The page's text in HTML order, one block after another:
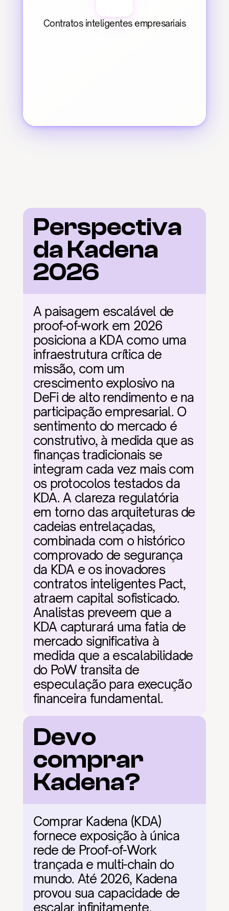
Contratos inteligentes empresariais
Perspectiva
da Kadena
2026
A paisagem escalável de
proof-of-work em 2026
posiciona a KDA como uma
infraestrutura crítica de
missão, com um
crescimento explosivo na
DeFi de alto rendimento e na
participação empresarial. O
sentimento do mercado é
construtivo, à medida que as
finanças tradicionais se
integram cada vez mais com
os protocolos testados da
KDA. A clareza regulatória
em torno das arquiteturas de
cadeias entrelaçadas,
combinada com o histórico
comprovado de segurança
da KDA e os inovadores
contratos inteligentes Pact,
atraem capital sofisticado.
Analistas preveem que a
KDA capturará uma fatia de
mercado significativa à
medida que a escalabilidade
do PoW transita de
especulação para execução
financeira fundamental.
Devo
comprar
Kadena?
Comprar Kadena (KDA)
fornece exposição à única
rede de Proof-of-Work
trançada e multi-chain do
mundo. Até 2026, Kadena
provou sua capacidade de
escalar infinitamente,